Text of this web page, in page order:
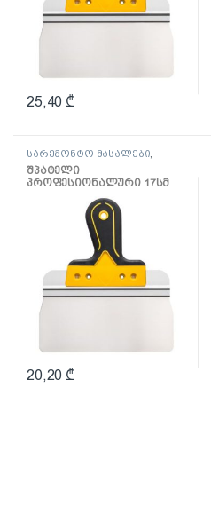
25,40 ₾
სარემონტო მასალები
შპატელი, საპრიალებელი,
ქაფჩა
შპატელი
პროფესიონალური 17სმ
(0820-661704)
20,20 ₾